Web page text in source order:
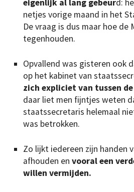
eigenlijk al lang gebeurd:
netjes vorige maand in het
De vraag is dus maar hoe de
tegenhouden.
Opvallend was gisteren ook
op het kabinet van
zich expliciet van tussen
daar liet men fijntjes weten
staatssecretaris helemaal
was betrokken.
Zo lijkt iedereen zijn handen
afhouden en vooral een
willen vermijden.